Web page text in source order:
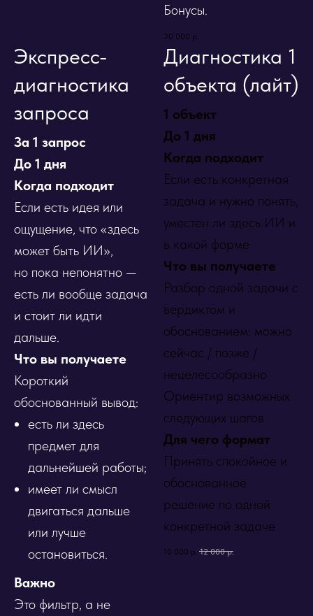
Бонусы.
20 000 р.
Экспресс-
диагностика
запроса
За 1 запрос
До 1 дня
Когда подходит
Если есть идея или
ощущение, что «здесь
может быть ИИ»,
но пока непонятно —
есть ли вообще задача
и стоит ли идти
дальше.
Что вы получаете
Короткий
обоснованный вывод:
есть ли здесь
предмет для
дальнейшей работы;
имеет ли смысл
двигаться дальше
или лучше
остановиться.
Важно
Это фильтр, а не
Диагностика 1
объекта (лайт)
1 объект
До 1 дня
Когда подходит
Если есть конкретная
задача и нужно понять,
уместен ли здесь ИИ и
в какой форме
Что вы получаете
Разбор одной задачи с
вердиктом и
обоснованием: можно
сейчас / позже /
нецелесообразно
Ориентир возможных
следующих шагов
Для чего формат
Принять спокойное и
обоснованное
решение по одной
конкретной задаче
10 000 р. 12 000 р.